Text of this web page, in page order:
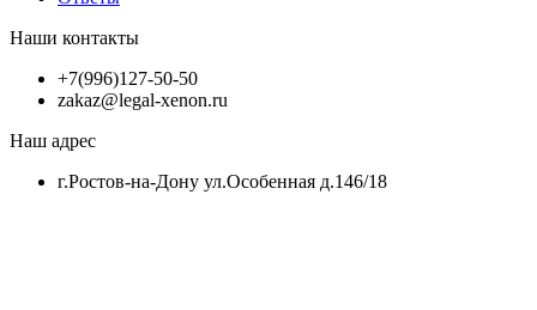
Наши контакты
+7(996)127-50-50
zakaz@legal-xenon.ru
Наш адрес
г.Ростов-на-Дону ул.Особенная д.146/18